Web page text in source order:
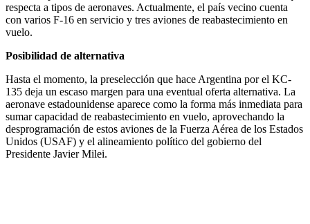
respecta a tipos de aeronaves. Actualmente, el país vecino cuenta
con varios F-16 en servicio y tres aviones de reabastecimiento en
vuelo.
Posibilidad de alternativa
Hasta el momento, la preselección que hace Argentina por el KC-
135 deja un escaso margen para una eventual oferta alternativa. La
aeronave estadounidense aparece como la forma más inmediata para
sumar capacidad de reabastecimiento en vuelo, aprovechando la
desprogramación de estos aviones de la Fuerza Aérea de los Estados
Unidos (USAF) y el alineamiento político del gobierno del
Presidente Javier Milei.